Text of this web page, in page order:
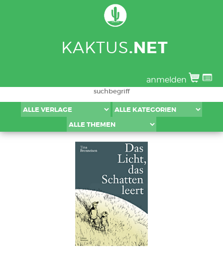
KAKTUS.NET
anmelden